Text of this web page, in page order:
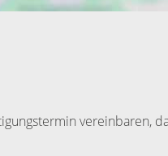
vereinbaren,